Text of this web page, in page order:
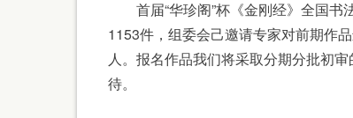
首届“华珍阁”杯《金刚经》全国书
1153件，组委会己邀请专家对前期作
人。报名作品我们将采取分期分批初
待。